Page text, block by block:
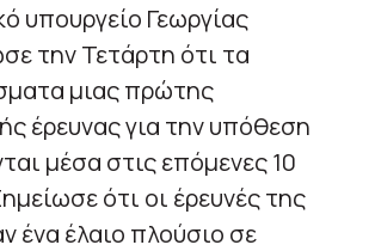
υπουργείο Γεωργίας
την Τετάρτη ότι τα
μιας πρώτης
έρευνας για την υπόθεση
μέσα στις επόμενες 10
ότι οι έρευνές της
ένα έλαιο πλούσιο σε